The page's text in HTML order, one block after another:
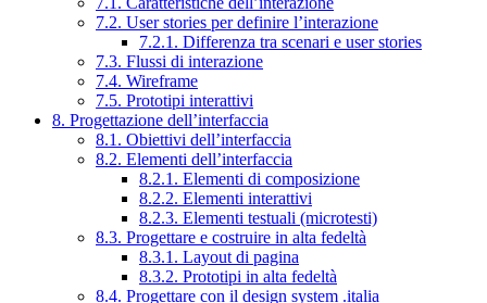
7.2. User stories per definire l’interazione
7.2.1. Differenza tra scenari e user stories
7.3. Flussi di interazione
7.4. Wireframe
7.5. Prototipi interattivi
8. Progettazione dell’interfaccia
8.1. Obiettivi dell’interfaccia
8.2. Elementi dell’interfaccia
8.2.1. Elementi di composizione
8.2.2. Elementi interattivi
8.2.3. Elementi testuali (microtesti)
8.3. Progettare e costruire in alta fedeltà
8.3.1. Layout di pagina
8.3.2. Prototipi in alta fedeltà
8.4. Progettare con il design system .italia